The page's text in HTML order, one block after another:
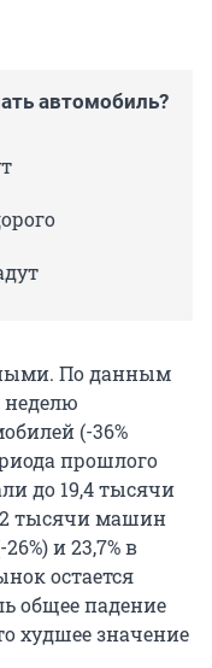
автомобиль?
По данным
неделю
(-36%
прошлого
до 19,4 тысячи
тысячи машин
и 23,7% в
остается
общее падение
худшее значение